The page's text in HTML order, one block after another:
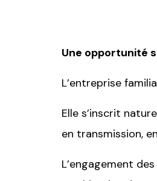
Une opportunité
L’entreprise
Elle s’inscrit
en transmission,
L’engagement